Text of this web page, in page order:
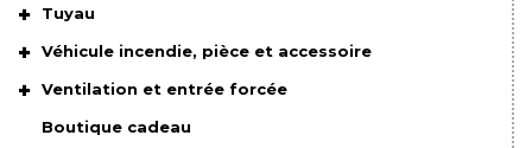
Tuyau
Véhicule incendie, pièce et accessoire
Ventilation et entrée forcée
Boutique cadeau